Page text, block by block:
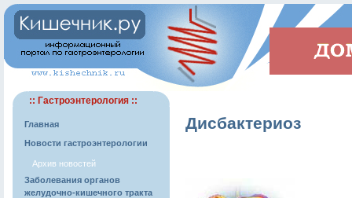
:: Гастроэнтерология ::
Главная
Новости гастроэнтерологии
Архив новостей
Заболевания органов
желудочно-кишечного тракта
Дисбактериоз